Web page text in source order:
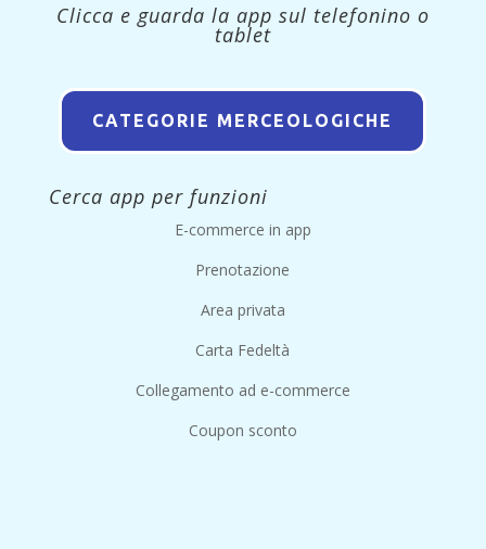
Clicca e guarda la app sul telefonino o
tablet
CATEGORIE MERCEOLOGICHE
Cerca app per funzioni
E-commerce in app
Prenotazione
Area privata
Carta Fedeltà
Collegamento ad e-commerce
Coupon sconto